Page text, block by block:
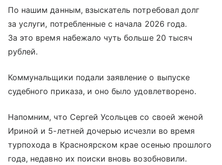
По нашим данным, взыскатель потребовал долг
за услуги, потребленные с начала 2026 года.
За это время набежало чуть больше 20 тысяч
рублей.
Коммунальщики подали заявление о выпуске
судебного приказа, и оно было удовлетворено.
Напомним, что Сергей Усольцев со своей женой
Ириной и 5-летней дочерью исчезли во время
турпохода в Красноярском крае осенью прошлого
года, недавно их поиски вновь возобновили.